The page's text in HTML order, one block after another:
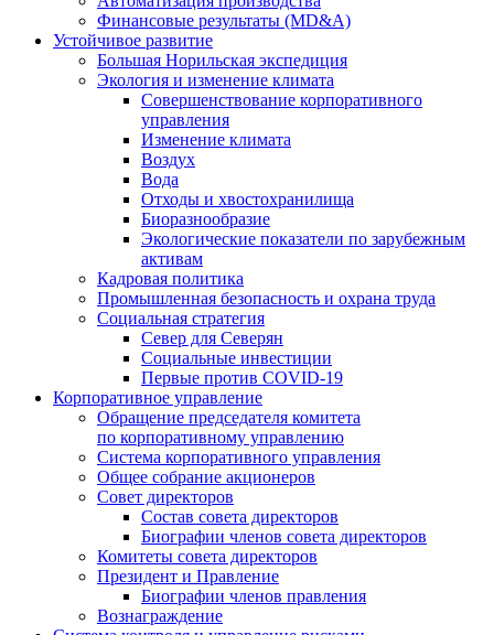
Финансовые результаты (MD&A)
Устойчивое развитие
Большая Норильская экспедиция
Экология и изменение климата
Совершенствование корпоративного
управления
Изменение климата
Воздух
Вода
Отходы и хвостохранилища
Биоразнообразие
Экологические показатели по зарубежным
активам
Кадровая политика
Промышленная безопасность и охрана труда
Социальная стратегия
Север для Северян
Социальные инвестиции
Первые против COVID‑19
Корпоративное управление
Обращение председателя комитета
по корпоративному управлению
Система корпоративного управления
Общее собрание акционеров
Совет директоров
Состав совета директоров
Биографии членов совета директоров
Комитеты совета директоров
Президент и Правление
Биографии членов правления
Вознаграждение